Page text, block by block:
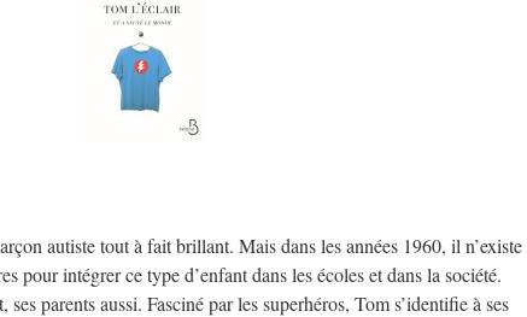
autiste tout à fait brillant. Mais dans les années 1960, il n’existe
pour intégrer ce type d’enfant dans les écoles et dans la société.
parents aussi. Fasciné par les superhéros, Tom s’identifie à ses